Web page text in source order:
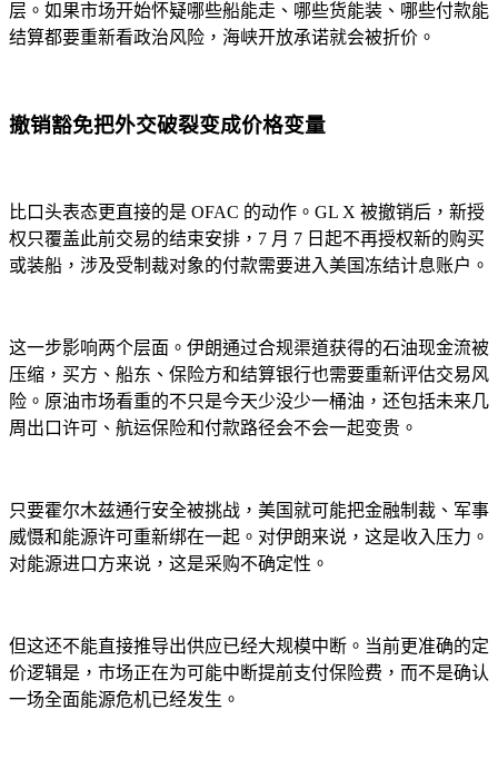
层。如果市场开始怀疑哪些船能走、哪些货能装、哪些付款能
结算都要重新看政治风险，海峡开放承诺就会被折价。
撤销豁免把外交破裂变成价格变量
比口头表态更直接的是 OFAC 的动作。GL X 被撤销后，新授
权只覆盖此前交易的结束安排，7 月 7 日起不再授权新的购买
或装船，涉及受制裁对象的付款需要进入美国冻结计息账户。
这一步影响两个层面。伊朗通过合规渠道获得的石油现金流被
压缩，买方、船东、保险方和结算银行也需要重新评估交易风
险。原油市场看重的不只是今天少没少一桶油，还包括未来几
周出口许可、航运保险和付款路径会不会一起变贵。
只要霍尔木兹通行安全被挑战，美国就可能把金融制裁、军事
威慑和能源许可重新绑在一起。对伊朗来说，这是收入压力。
对能源进口方来说，这是采购不确定性。
但这还不能直接推导出供应已经大规模中断。当前更准确的定
价逻辑是，市场正在为可能中断提前支付保险费，而不是确认
一场全面能源危机已经发生。